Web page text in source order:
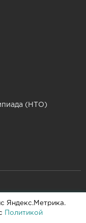
Яндекс.Метрика.
Политикой
(НТО)